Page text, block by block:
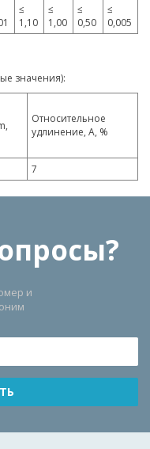
≤
1,10
≤
1,00
≤
0,50
≤
0,005
значения):
Относительное
удлинение, A, %
7
и